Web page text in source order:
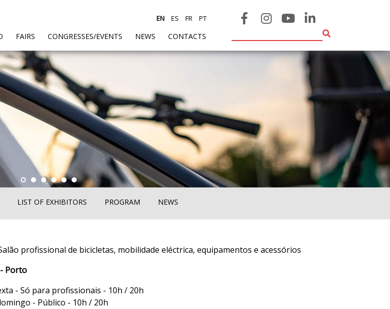
FAIRS CONGRESSES/EVENTS NEWS CONTACTS
EN ES FR PT
LIST OF EXHIBITORS PROGRAM NEWS
profissional de bicicletas, mobilidade eléctrica, equipamentos e acessórios
- Porto
- Só para profissionais - 10h / 20h
- Público - 10h / 20h